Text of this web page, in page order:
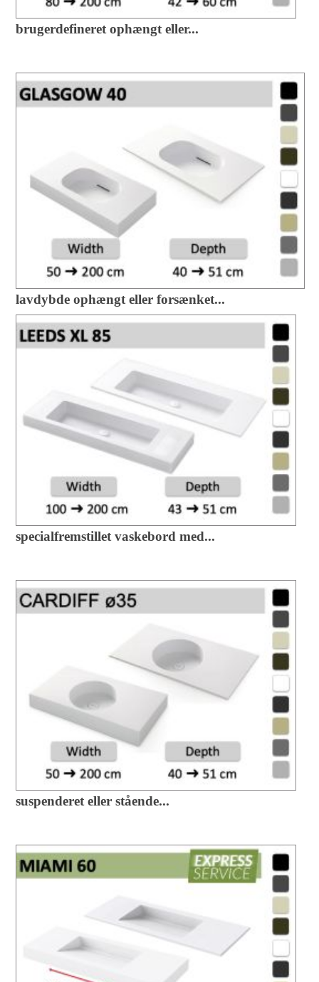
brugerdefineret ophængt eller...
lavdybde ophængt eller forsænket...
specialfremstillet vaskebord med...
suspenderet eller stående...